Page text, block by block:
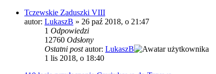
Tczewskie Zaduszki VIII
autor: LukaszB » 26 paź 2018, o 21:47
1 Odpowiedzi
12760 Odsłony
Ostatni postautor: LukaszB
1 lis 2018, o 18:40